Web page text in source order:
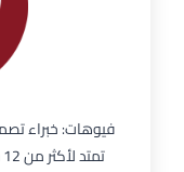
فيوهات: خبراء
تمتد لأكثر من 12 سنة في بناء الهوية الرقمية للشركات.